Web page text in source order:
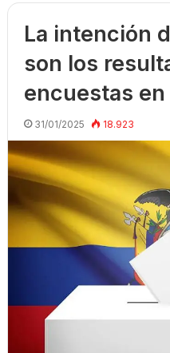
La intención
son los
encuestas
31/01/2025 18.923